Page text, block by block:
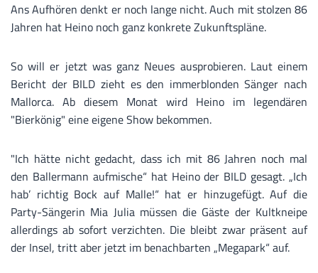
Ans Aufhören denkt er noch lange nicht. Auch mit stolzen 86
Jahren hat Heino noch ganz konkrete Zukunftspläne.
So will er jetzt was ganz Neues ausprobieren. Laut einem
Bericht der BILD zieht es den immerblonden Sänger nach
Mallorca. Ab diesem Monat wird Heino im legendären
"Bierkönig" eine eigene Show bekommen.
"Ich hätte nicht gedacht, dass ich mit 86 Jahren noch mal
den Ballermann aufmische“ hat Heino der BILD gesagt. „Ich
hab’ richtig Bock auf Malle!“ hat er hinzugefügt. Auf die
Party-Sängerin Mia Julia müssen die Gäste der Kultkneipe
allerdings ab sofort verzichten. Die bleibt zwar präsent auf
der Insel, tritt aber jetzt im benachbarten „Megapark“ auf.